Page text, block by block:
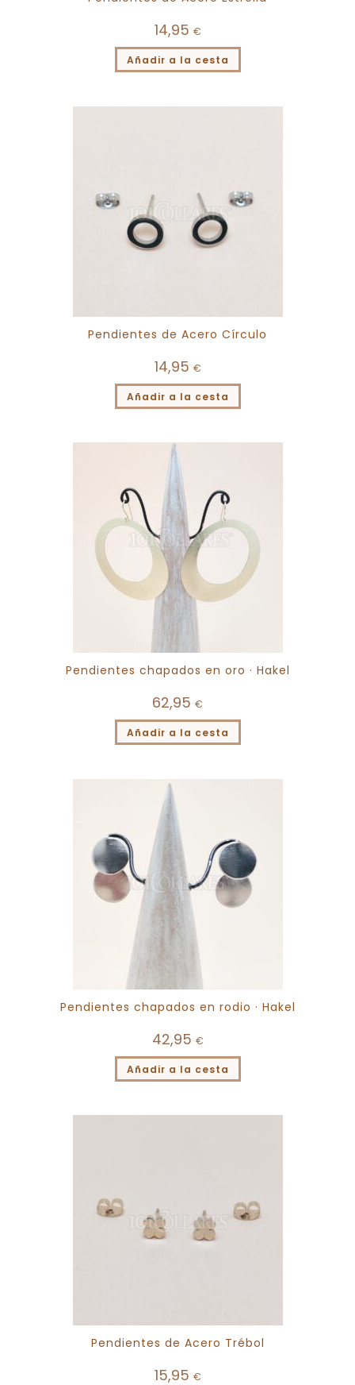
14,95 €
Añadir a la cesta
Pendientes de Acero Círculo
14,95 €
Añadir a la cesta
Pendientes chapados en oro · Hakel
62,95 €
Añadir a la cesta
Pendientes chapados en rodio · Hakel
42,95 €
Añadir a la cesta
Pendientes de Acero Trébol
15,95 €